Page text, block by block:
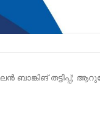
തട്ടിപ്പ്;